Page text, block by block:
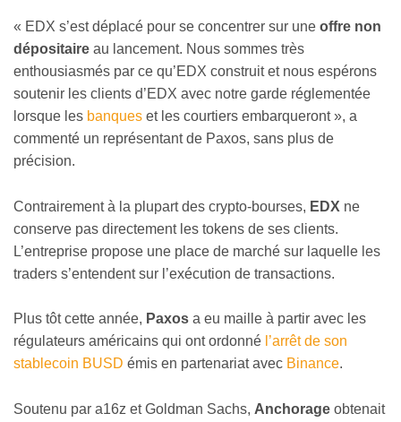
« EDX s’est déplacé pour se concentrer sur une offre non
dépositaire au lancement. Nous sommes très
enthousiasmés par ce qu’EDX construit et nous espérons
soutenir les clients d’EDX avec notre garde réglementée
lorsque les banques et les courtiers embarqueront », a
commenté un représentant de Paxos, sans plus de
précision.
Contrairement à la plupart des crypto-bourses, EDX ne
conserve pas directement les tokens de ses clients.
L’entreprise propose une place de marché sur laquelle les
traders s’entendent sur l’exécution de transactions.
Plus tôt cette année, Paxos a eu maille à partir avec les
régulateurs américains qui ont ordonné l’arrêt de son
stablecoin BUSD émis en partenariat avec Binance.
Soutenu par a16z et Goldman Sachs, Anchorage obtenait